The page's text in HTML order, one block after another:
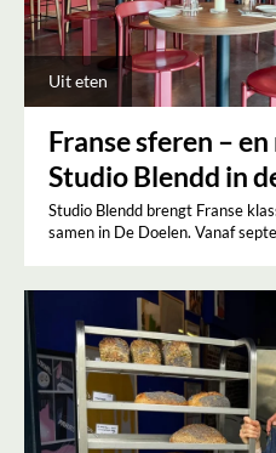
Uit eten
Franse sferen –
Studio Blendd in
Studio Blendd brengt Franse
samen in De Doelen. Vanaf